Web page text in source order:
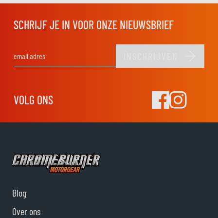
SCHRIJF JE IN VOOR ONZE NIEUWSBRIEF
VOLG ONS
Blog
Over ons